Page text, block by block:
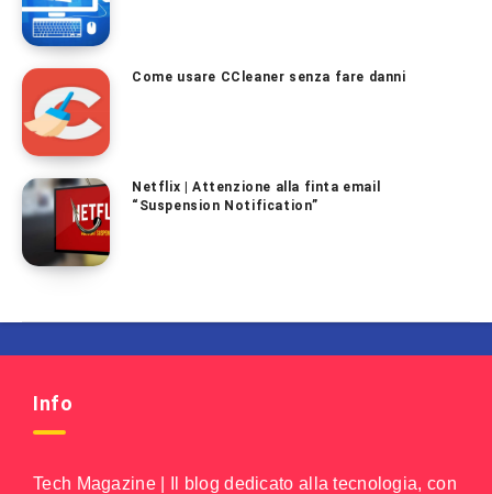
Come usare CCleaner senza fare danni
Netflix | Attenzione alla finta email
“Suspension Notification”
Info
Tech Magazine | Il blog dedicato alla tecnologia, con